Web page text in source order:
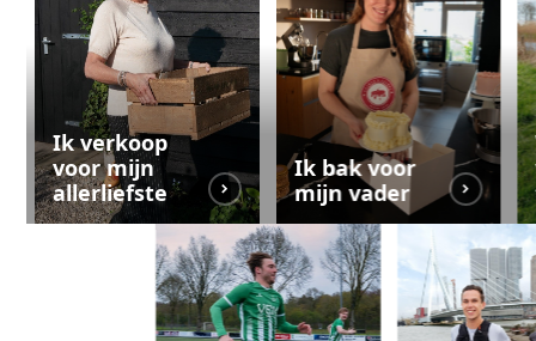
Ik verkoop
voor mijn
allerliefste
Ik bak voor
mijn vader